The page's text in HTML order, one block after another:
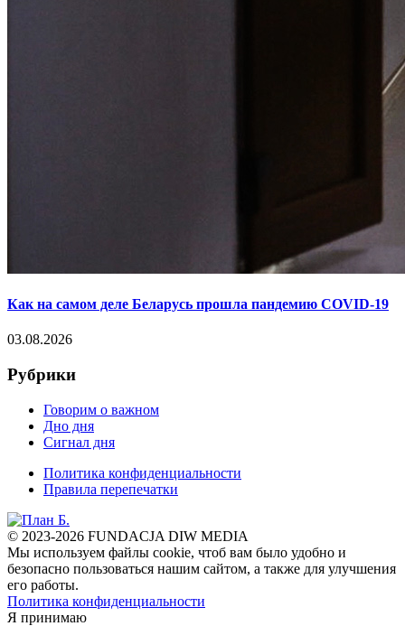
Как на самом деле Беларусь прошла пандемию COVID-19
03.08.2026
Рубрики
Говорим о важном
Дно дня
Сигнал дня
Политика конфиденциальности
Правила перепечатки
© 2023-2026 FUNDACJA DIW MEDIA
Мы используем файлы cookie, чтоб вам было удобно и
безопасно пользоваться нашим сайтом, а также для улучшения
его работы.
Политика конфиденциальности
Я принимаю